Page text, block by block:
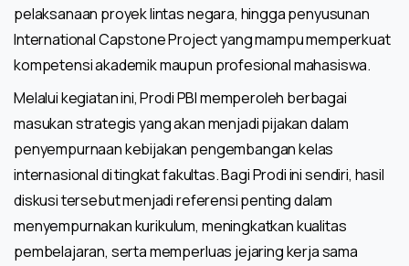
pelaksanaan proyek lintas negara, hingga penyusunan
International Capstone Project yang mampu memperkuat
kompetensi akademik maupun profesional mahasiswa.
Melalui kegiatan ini, Prodi PBI memperoleh berbagai
masukan strategis yang akan menjadi pijakan dalam
penyempurnaan kebijakan pengembangan kelas
internasional di tingkat fakultas. Bagi Prodi ini sendiri, hasil
diskusi tersebut menjadi referensi penting dalam
menyempurnakan kurikulum, meningkatkan kualitas
pembelajaran, serta memperluas jejaring kerja sama